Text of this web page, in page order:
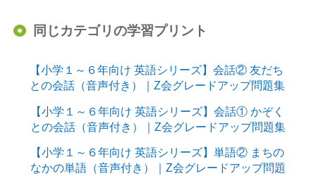
同じカテゴリの学習プリント
【小学１～６年向け 英語シリーズ】会話② 友だち
との会話（音声付き）｜Z会グレードアップ問題集
【小学１～６年向け 英語シリーズ】会話① かぞく
との会話（音声付き）｜Z会グレードアップ問題集
【小学１～６年向け 英語シリーズ】単語② まちの
なかの単語（音声付き）｜Z会グレードアップ問題